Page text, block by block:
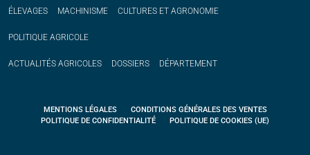
ÉLEVAGES MACHINISME CULTURES ET AGRONOMIE
POLITIQUE AGRICOLE
ACTUALITÉS AGRICOLES DOSSIERS DÉPARTEMENT
MENTIONS LÉGALES
CONDITIONS GÉNÉRALES DES VENTES
POLITIQUE DE CONFIDENTIALITÉ
POLITIQUE DE COOKIES (UE)